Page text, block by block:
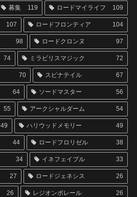
募集 119 ロードマイライフ 109
107 ロードフロンティア 104
98 ロードクロンヌ 97
74 ミラビリスマジック 72
70 スピナテイル 67
64 ソードマスター 56
55 アークシャルダーム 54
49 ハリウッドメモリー 49
44 ロードフロリゼル 38
34 イネフェイブル 33
27 ロードジェネシス 26
26 レジオンポレール 26